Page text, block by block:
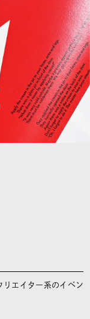
リエイター系のイベン